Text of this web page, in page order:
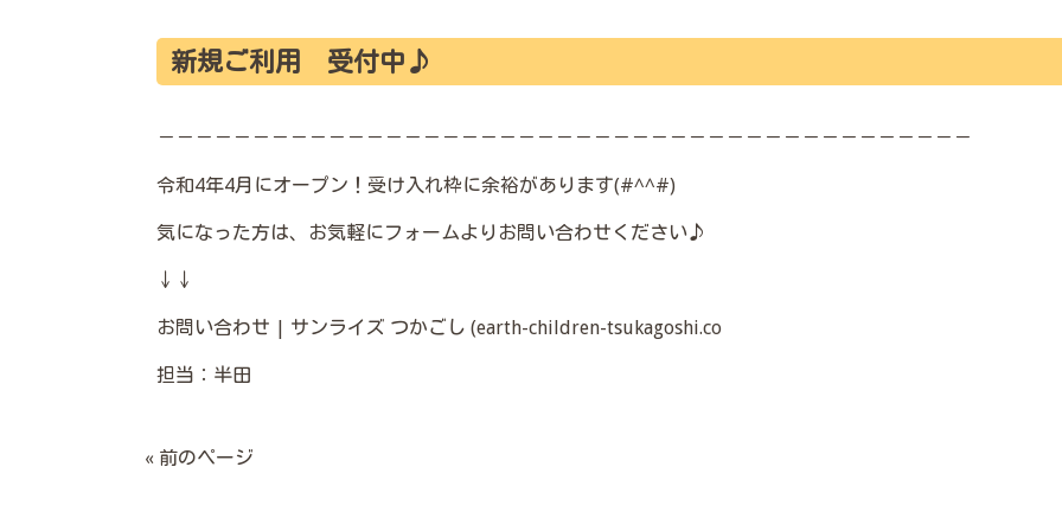
新規ご利用 受付中♪
－－－－－－－－－－－－－－－－－－－－－－－－－－－－－－－－－－－－－－－－－－－
令和4年4月にオープン！受け入れ枠に余裕があります(#^^#)
気になった方は、お気軽にフォームよりお問い合わせください♪
↓↓
お問い合わせ | サンライズ つかごし (earth-children-tsukagoshi.co
担当：半田
« 前のページ